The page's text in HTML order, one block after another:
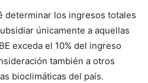
determinar los ingresos totales
únicamente a aquellas
exceda el 10% del ingreso
también a otros
bioclimáticas del país.